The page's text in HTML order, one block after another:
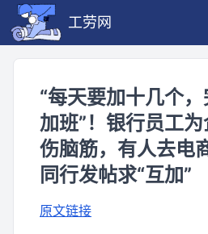
工劳网
“每天要加十几个
加班”！银行员工
伤脑筋，有人去电
同行发帖求“互加”
原文链接